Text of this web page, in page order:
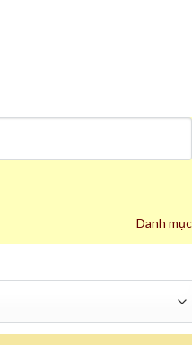
Danh mục